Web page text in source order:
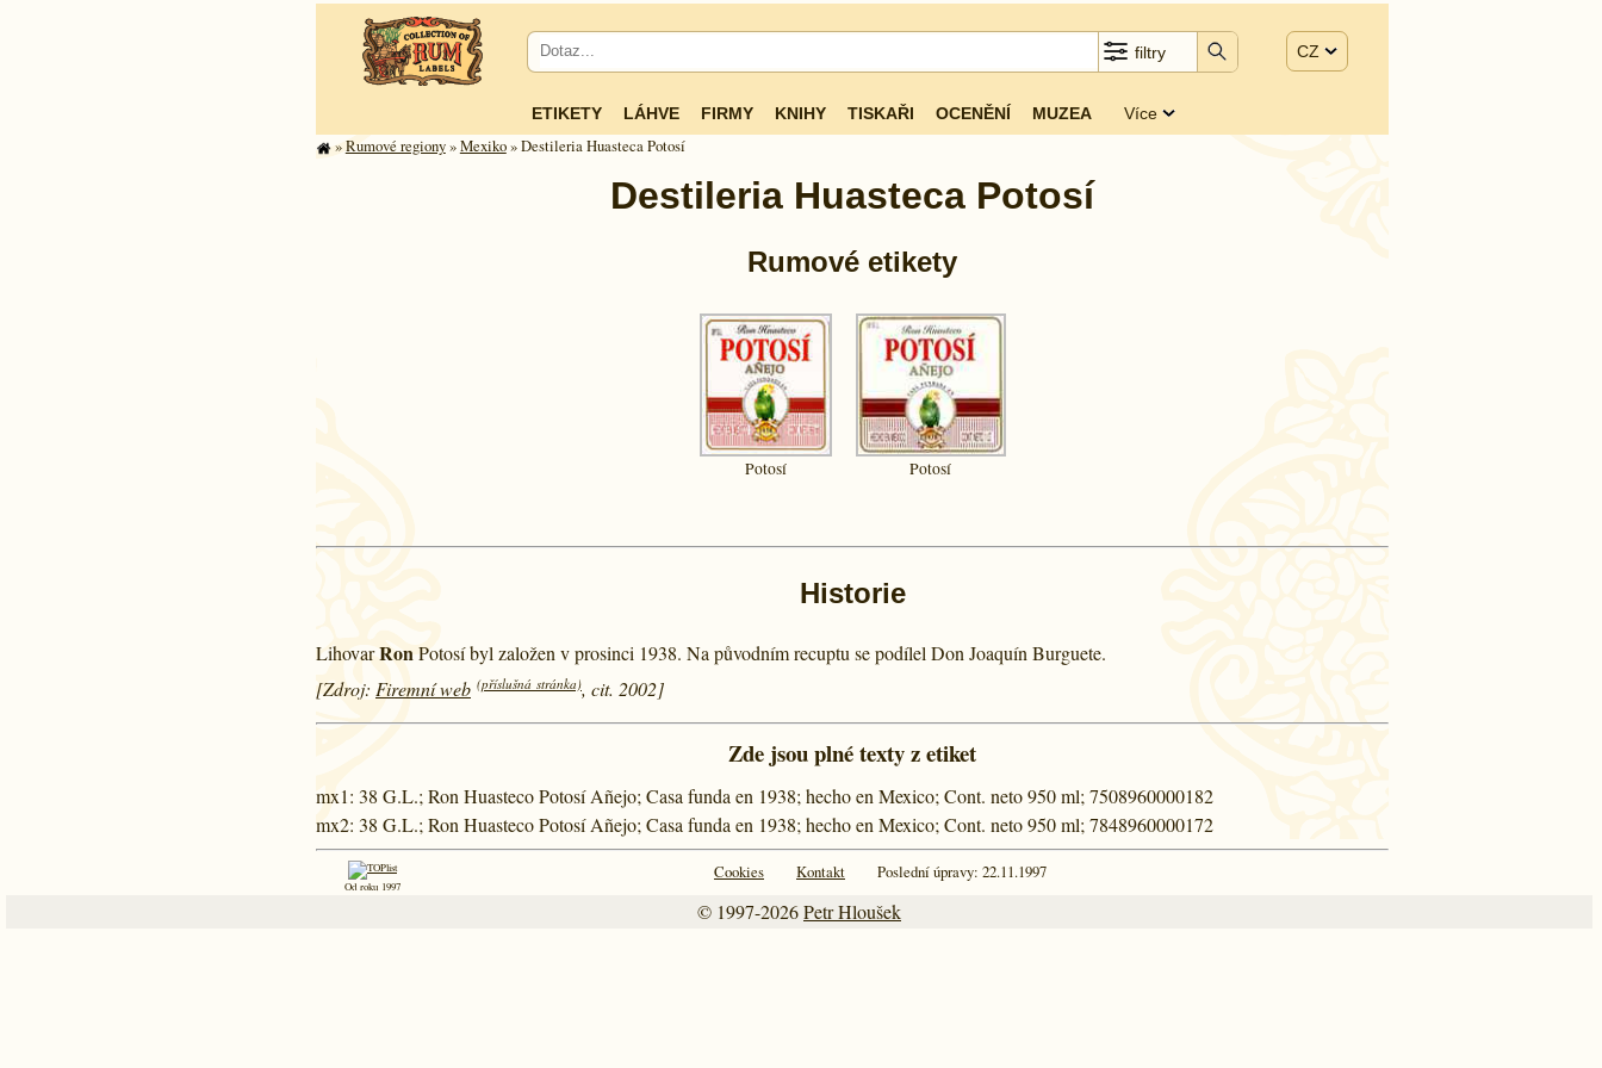
filtry CZ
ETIKETY LÁHVE FIRMY KNIHY TISKAŘI OCENĚNÍ MUZEA Více
»Rumové regiony»Mexiko» Destileria Huasteca Potosí
Destileria Huasteca Potosí
Rumové etikety
Potosí Potosí
Historie
LihovarRonPotosí byl založen v prosinci 1938. Na původním recuptu se podílel Don Joaquín Burguete.
[Zdroj: Firemní web (příslušná stránka), cit. 2002]
Zde jsou plné texty z etiket
mx1: 38 G.L.; Ron Huasteco Potosí Añejo; Casa funda en 1938; hecho en Mexico; Cont. neto 950 ml; 7508960000182
mx2: 38 G.L.; Ron Huasteco Potosí Añejo; Casa funda en 1938; hecho en Mexico; Cont. neto 950 ml; 7848960000172
Od roku 1997
Cookies Kontakt Poslední úpravy: 22.11.1997
© 1997-2026Petr Hloušek